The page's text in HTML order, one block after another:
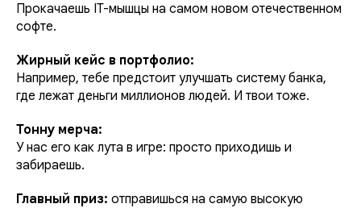
Прокачаешь IT-мышцы на самом новом отечественном
софте.
Жирный кейс в портфолио:
Например, тебе предстоит улучшать систему банка,
где лежат деньги миллионов людей. И твои тоже.
Тонну мерча:
У нас его как лута в игре: просто приходишь и
забираешь.
Главный приз: отправишься на самую высокую